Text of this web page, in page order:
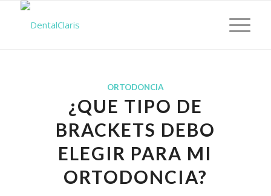
ORTODONCIA
¿QUE TIPO DE
BRACKETS DEBO
ELEGIR PARA MI
ORTODONCIA?